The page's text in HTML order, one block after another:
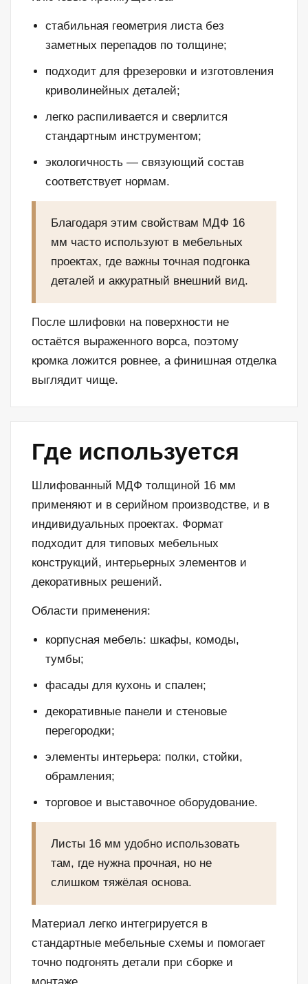
стабильная геометрия листа без
заметных перепадов по толщине;
подходит для фрезеровки и изготовления
криволинейных деталей;
легко распиливается и сверлится
стандартным инструментом;
экологичность — связующий состав
соответствует нормам.
Благодаря этим свойствам МДФ 16
мм часто используют в мебельных
проектах, где важны точная подгонка
деталей и аккуратный внешний вид.
После шлифовки на поверхности не
остаётся выраженного ворса, поэтому
кромка ложится ровнее, а финишная отделка
выглядит чище.
Где используется
Шлифованный МДФ толщиной 16 мм
применяют и в серийном производстве, и в
индивидуальных проектах. Формат
подходит для типовых мебельных
конструкций, интерьерных элементов и
декоративных решений.
Области применения:
корпусная мебель: шкафы, комоды,
тумбы;
фасады для кухонь и спален;
декоративные панели и стеновые
перегородки;
элементы интерьера: полки, стойки,
обрамления;
торговое и выставочное оборудование.
Листы 16 мм удобно использовать
там, где нужна прочная, но не
слишком тяжёлая основа.
Материал легко интегрируется в
стандартные мебельные схемы и помогает
точно подгонять детали при сборке и